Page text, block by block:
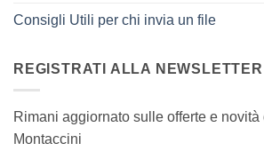
Consigli Utili per chi invia un file
REGISTRATI ALLA NEWSLETTER
Rimani aggiornato sulle offerte e
Montaccini